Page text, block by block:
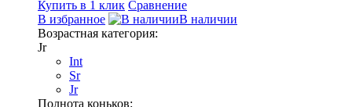
Купить в 1 клик Сравнение
В избранное
В наличии
Возрастная категория:
Jr
Int
Sr
Jr
Полнота коньков: